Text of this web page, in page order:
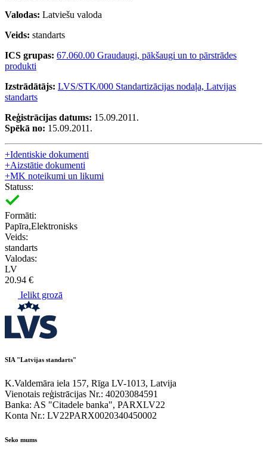
Valodas: Latviešu valoda
Veids: standarts
ICS grupas: 67.060.00 Graudaugi, pākšaugi un to pārstrādes
produkti
Izstrādātājs: LVS/STK/000 Standartizācijas nodaļa, Latvijas
standarts
Reģistrācijas datums: 15.09.2011.
Spēkā no: 15.09.2011.
+Identiskie dokumenti
+Aizstātie dokumenti
+MK noteikumi un likumi
Statuss:
Formāti:
Papīra,Elektronisks
Veids:
standarts
Valodas:
LV
20.94 €
Ielikt grozā
SIA "Latvijas standarts"
K.Valdemāra iela 157, Rīga LV-1013, Latvija
Vienotais reģistrācijas Nr.: 40203084591
Banka: AS "Citadele banka", PARXLV22
Konta Nr.: LV22PARX0020340450002
Seko mums